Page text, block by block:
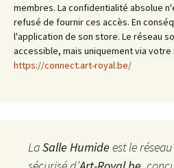
membres. La confidentialité absolue
refusé de fournir ces accès. En
l'application de son store. Le réseau
accessible, mais uniquement via
https://connect.art-royal.be/
LaSalle Humide est le